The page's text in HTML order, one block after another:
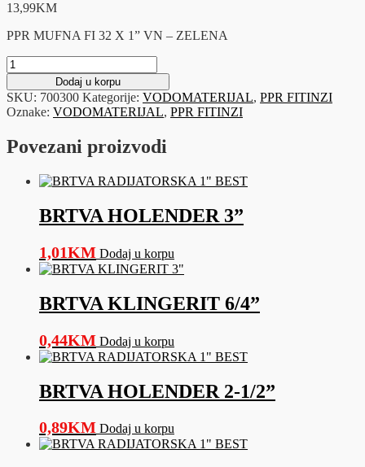
13,99KM
PPR MUFNA FI 32 X 1” VN – ZELENA
PPR
MUFNA
FI
32
X
VN
ZELENA
Dodaj u korpu
SKU: 700300 Kategorije: VODOMATERIJAL, PPR FITINZI
Oznake: VODOMATERIJAL, PPR FITINZI
Povezani proizvodi
BRTVA HOLENDER 3”
1,01KM Dodaj u korpu
BRTVA KLINGERIT 6/4”
0,44KM Dodaj u korpu
BRTVA HOLENDER 2-1/2”
0,89KM Dodaj u korpu